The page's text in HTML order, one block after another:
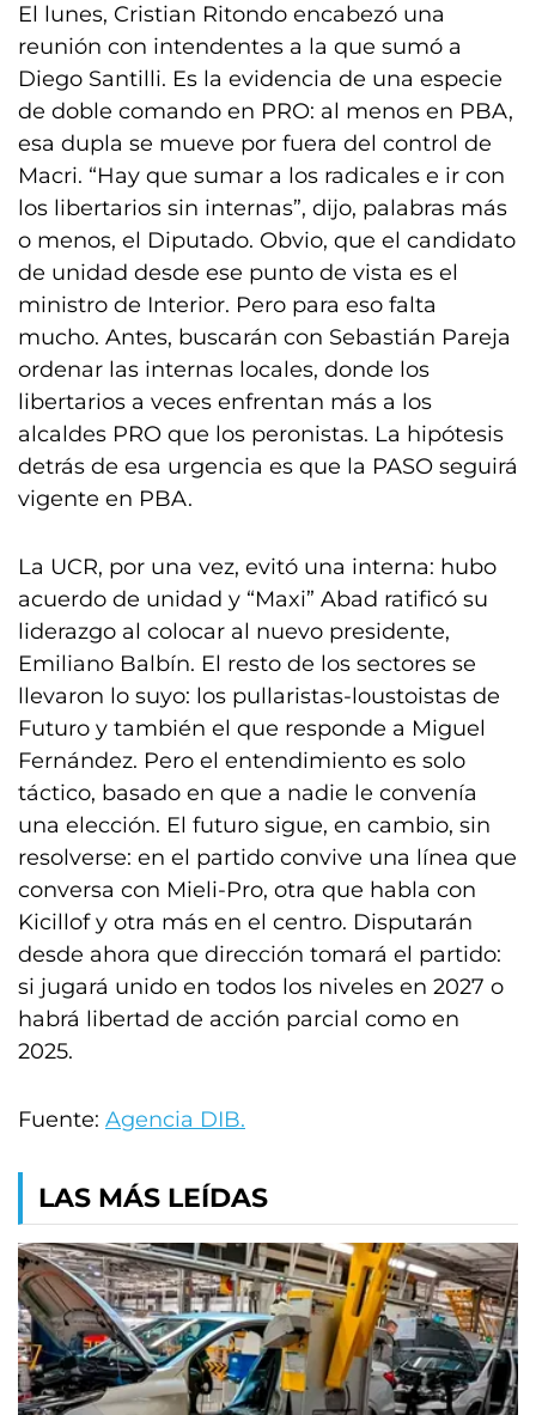
El lunes, Cristian Ritondo encabezó una
reunión con intendentes a la que sumó a
Diego Santilli. Es la evidencia de una especie
de doble comando en PRO: al menos en PBA,
esa dupla se mueve por fuera del control de
Macri. “Hay que sumar a los radicales e ir con
los libertarios sin internas”, dijo, palabras más
o menos, el Diputado. Obvio, que el candidato
de unidad desde ese punto de vista es el
ministro de Interior. Pero para eso falta
mucho. Antes, buscarán con Sebastián Pareja
ordenar las internas locales, donde los
libertarios a veces enfrentan más a los
alcaldes PRO que los peronistas. La hipótesis
detrás de esa urgencia es que la PASO seguirá
vigente en PBA.
La UCR, por una vez, evitó una interna: hubo
acuerdo de unidad y “Maxi” Abad ratificó su
liderazgo al colocar al nuevo presidente,
Emiliano Balbín. El resto de los sectores se
llevaron lo suyo: los pullaristas-loustoistas de
Futuro y también el que responde a Miguel
Fernández. Pero el entendimiento es solo
táctico, basado en que a nadie le convenía
una elección. El futuro sigue, en cambio, sin
resolverse: en el partido convive una línea que
conversa con Mieli-Pro, otra que habla con
Kicillof y otra más en el centro. Disputarán
desde ahora que dirección tomará el partido:
si jugará unido en todos los niveles en 2027 o
habrá libertad de acción parcial como en
2025.
Fuente: Agencia DIB.
LAS MÁS LEÍDAS